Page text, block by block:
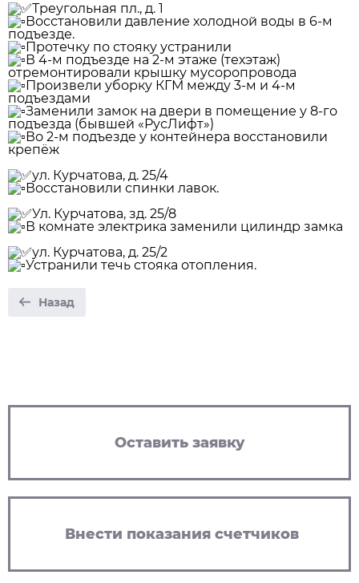
️Треугольная пл., д. 1
Восстановили давление холодной воды в 6-м
подъезде.
Протечку по стояку устранили
В 4-м подъезде на 2-м этаже (техэтаж)
отремонтировали крышку мусоропровода
Произвели уборку КГМ между 3-м и 4-м
подъездами
Заменили замок на двери в помещение у 8-го
подъезда (бывшей «РусЛифт»)
Во 2-м подъезде у контейнера восстановили
крепёж
️ул. Курчатова, д. 25/4
Восстановили спинки лавок.
️Ул. Курчатова, зд. 25/8
В комнате электрика заменили цилиндр замка
️ул. Курчатова, д. 25/2
Устранили течь стояка отопления.
Назад
Оставить заявку
Внести показания счетчиков